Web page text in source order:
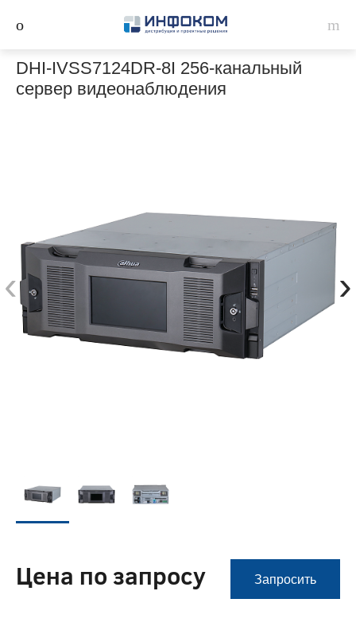
DHI-IVSS7124DR-8I 256-канальный
сервер видеонаблюдения
‹ ›
Цена по запросу Запросить